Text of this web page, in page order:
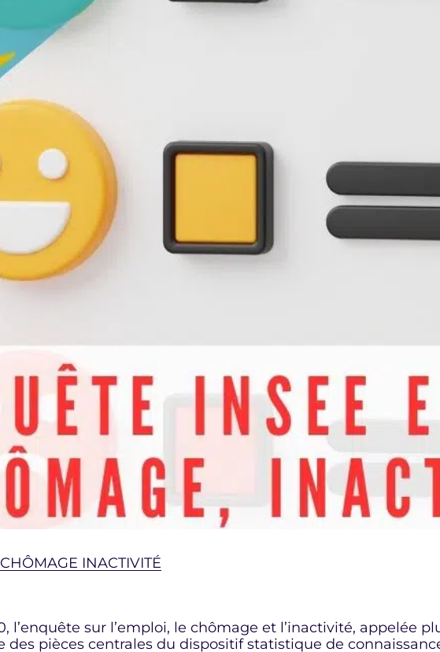
INACTIVITÉ
l’enquête sur l’emploi, le chômage et l’inactivité, appelée
des pièces centrales du dispositif statistique de